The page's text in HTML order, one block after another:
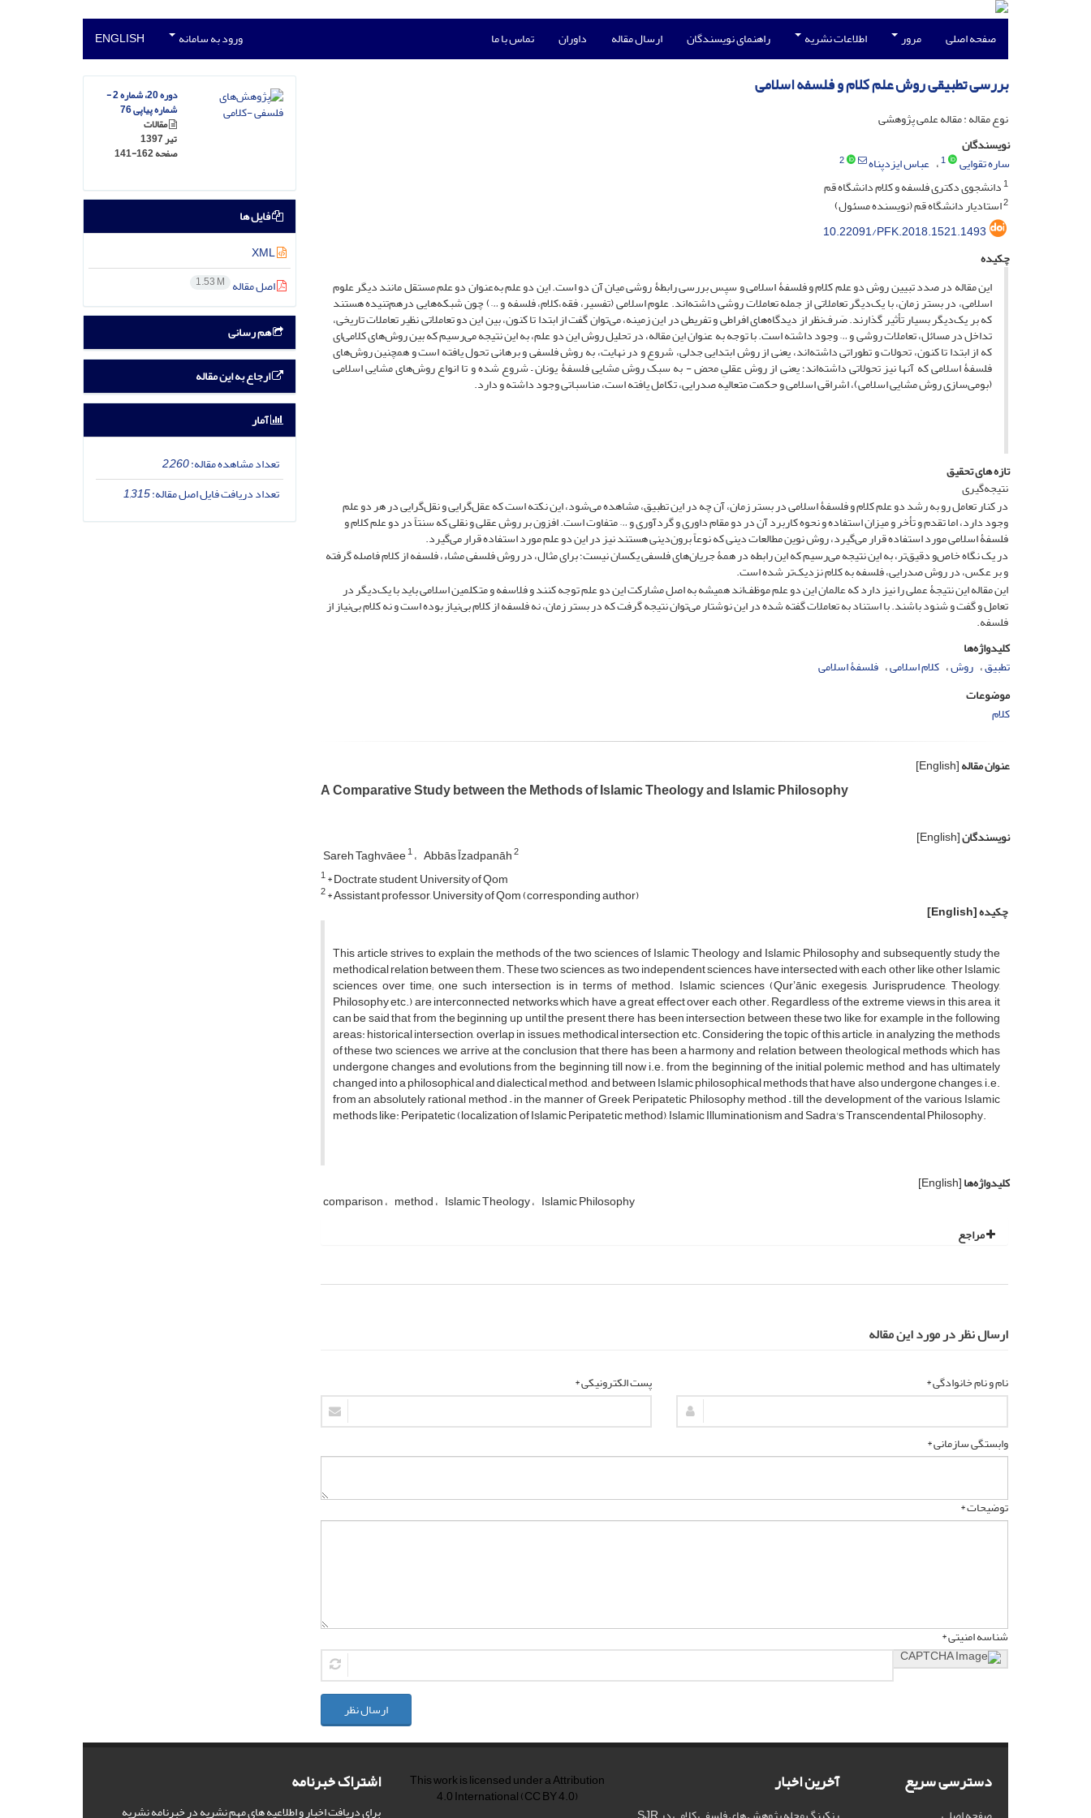
صفحه اصلی مرور اطلاعات نشریه راهنمای نویسندگان ارسال مقاله داوران تماس با ما ورود به سامانه ENGLISH
بررسی تطبیقی روش علم کلام و فلسفه اسلامی
نوع مقاله : مقاله علمی پژوهشی
نویسندگان
ساره تقوایی
1 عباس ایزدپناه
2
1دانشجوی دکتری فلسفه و کلام دانشگاه قم
2استادیار دانشگاه قم (نویسنده مسئول)
10.22091/PFK.2018.1521.1493
چکیده
این مقاله در صدد تبیین روش دو علم کلام و فلسفۀ اسلامی و سپس بررسی رابطۀ روشی میان آن دو است. این دو علم به‌عنوان دو علم مستقل مانند دیگر علوم
اسلامی، در بستر زمان، با یک‌دیگر تعاملاتی از جمله تعاملات روشی داشته‌اند. علوم اسلامی (تفسیر، فقه،کلام، فلسفه و …) چون شبکه‌هایی در‌هم‌تنیده هستند
که بر یک‌دیگر بسیار تأثیر گذارند. صَرف‌نظر از دیدگاه‌های افراطی و تفریطی در این زمینه، می‌توان گفت از ابتدا تا کنون، بین این دو تعاملاتی نظیر تعاملات تاریخی،
تداخل در مسائل، تعاملات روشی و … وجود داشته است. با توجه به عنوان این مقاله، در تحلیل روش این دو علم، به این نتیجه می‌رسیم که بین ‌روش‌های کلامی‌ای
که از ابتدا تا کنون، تحولات و تطوراتی داشته‌اند، یعنی از روش ابتدایی جدلی، شروع و در نهایت، به روش فلسفی و برهانی تحول یافته است و همچنین ‌روش‌های
‌فلسفۀ اسلامی که آنها نیز تحولاتی داشته‌اند؛ یعنی از روش عقلیِ محض - به سبک روش مشایی فلسفۀ یونان – شروع شده و تا انواع ‌روش‌های مشایی اسلامی
‌(بومی‌سازی روش مشایی اسلامی)، اشراقی اسلامی و حکمت متعالیه صدرایی، تکامل یافته است، مناسباتی وجود داشته و دارد.
تازه های تحقیق
نتیجه‌گیری
در کنار تعامل رو به رشد دو علم کلام و فلسفۀ اسلامی در بستر زمان، آن چه در این تطبیق، مشاهده می‌‌شود، این نکته است که عقل‌گرایی و نقل‌گرایی در هر دو علم
وجود دارد، اما تقدم و تأخر و میزان استفاده و نحوه کاربرد آن در دو مقام داوری و گردآوری و … ‌متفاوت است. افزون بر روش عقلی و نقلی که سنتاً در دو علم کلام و
فلسفۀ اسلامی مورد استفاده قرار می‌گیرد، روش نوین مطالعات دینی که نوعاً برون‌دینی هستند نیز در این دو علم مورد استفاده قرار می‌گیرد.
در یک نگاه خاص‌و دقیق‌تر، به این نتیجه می‌رسیم که این رابطه در همۀ جریان‌های فلسفی یکسان نیست؛ برای مثال، در روش فلسفی مشاء، فلسفه از کلام فاصله گرفته
و بر عکس، در روش صدرایی، فلسفه به کلام نزدیک‌‌تر شده است.
این مقاله این نتیجۀ عملی را نیز دارد که عالمان این دو علم موظف‌اند همیشه به اصلِ مشارکت این دو علم توجه کنند و فلاسفه و متکلمین اسلامی باید با یک‌دیگر در
تعامل و گفت و شنود باشند. با استناد به تعاملات گفته شده در این نوشتار می‌توان نتیجه گرفت که در بستر زمان، نه فلسفه از کلام بی‌نیاز بوده است و نه کلام بی‌نیاز از
فلسفه.
کلیدواژه‌ها
تطبیق روش کلام اسلامی فلسفۀ اسلامی
موضوعات
کلام
عنوان مقاله[English]
A Comparative Study between the Methods of Islamic Theology and Islamic Philosophy
نویسندگان[English]
Sareh Taghvāee1 Abbās Īzadpanāh2
1* Doctrate student, University of Qom
2* Assistant professor, University of Qom (corresponding author)
چکیده[English]
This article strives to explain the methods of the two sciences of Islamic Theology and Islamic Philosophy and subsequently study the
methodical relation between them. These two sciences, as two independent sciences, have intersected with each other like other Islamic
sciences over time; one such intersection is in terms of method. Islamic sciences (Qurʼānic exegesis, Jurisprudence, Theology,
Philosophy etc.) are interconnected networks which have a great effect over each other. Regardless of the extreme views in this area, it
can be said that from the beginning up until the present, there has been intersection between these two like, for example in the following
areas: historical intersection, overlap in issues, methodical intersection etc. Considering the topic of this article, in analyzing the methods
of these two sciences, we arrive at the conclusion that there has been a harmony and relation between theological methods which has
undergone changes and evolutions from the beginning till now i.e. from the beginning of the initial polemic method and has ultimately
changed into a philosophical and dialectical method, and between Islamic philosophical methods that have also undergone changes, i.e.
from an absolutely rational method – in the manner of Greek Peripatetic Philosophy method – till the development of the various Islamic
methods like: Peripatetic (localization of Islamic Peripatetic method), Islamic Illuminationism and Sadra's Transcendental Philosophy.
کلیدواژه‌ها[English]
comparison method Islamic Theology Islamic Philosophy
مراجع
ارسال نظر در مورد این مقاله
نام و نام خانوادگی * پست الکترونیکی *
وابستگی سازمانی *
توضیحات *
شناسه امنیتی *
ارسال نظر
دوره 20، شماره 2 -
شماره پیاپی 76
مقالات
تیر 1397
صفحه141-162
فایل ها
XML
اصل مقاله 1.53 M
هم رسانی
ارجاع به این مقاله
آمار
تعداد مشاهده مقاله:2,260
تعداد دریافت فایل اصل مقاله:1,315
دسترسی سریع آخرین اخبار This work is licensed under aAttribution
4.0 International(CC BY 4.0) اشتراک خبرنامه
برای دریافت اخبار و اطلاعیه های مهم نشریه در خبرنامه نشریه